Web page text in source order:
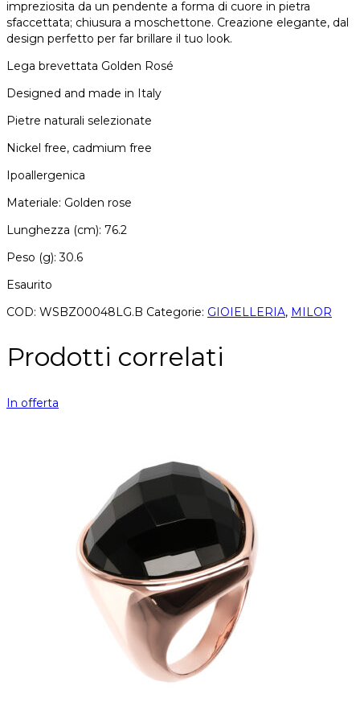
impreziosita da un pendente a forma di cuore in pietra
sfaccettata; chiusura a moschettone. Creazione elegante, dal
design perfetto per far brillare il tuo look.
Lega brevettata Golden Rosé
Designed and made in Italy
Pietre naturali selezionate
Nickel free, cadmium free
Ipoallergenica
Materiale: Golden rose
Lunghezza (cm): 76.2
Peso (g): 30.6
Esaurito
COD: WSBZ00048LG.B Categorie: GIOIELLERIA, MILOR
Prodotti correlati
In offerta